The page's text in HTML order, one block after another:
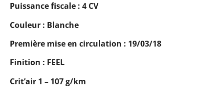
Puissance fiscale : 4 CV
Couleur : Blanche
Première mise en circulation : 19/03/18
Finition : FEEL
Crit’air 1 – 107 g/km